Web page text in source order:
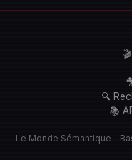
🔍
📚
Le Monde Sémantique -